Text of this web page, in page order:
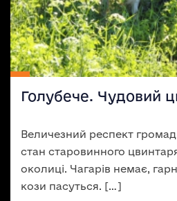
Голубече. Чудовий
Величезний респект
стан старовинного
околиці. Чагарів немає,
кози пасуться. […]